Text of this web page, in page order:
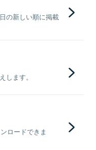
の新しい順に掲載
します。
ロードできま